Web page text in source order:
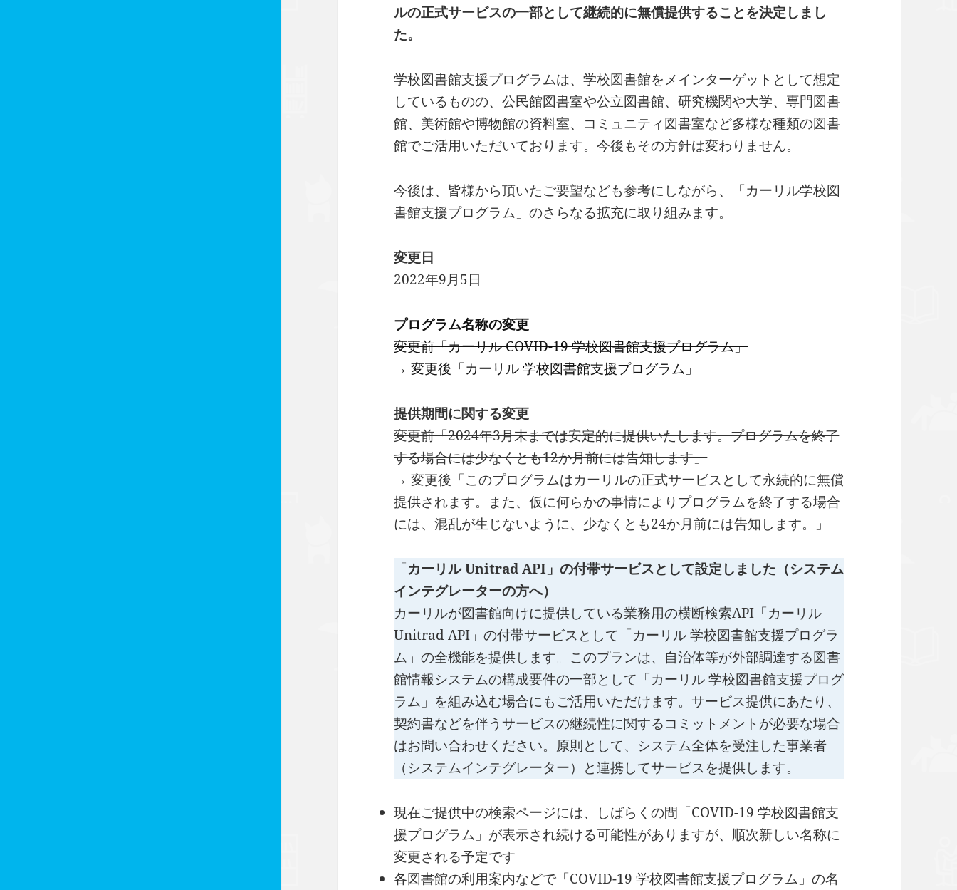
ルの正式サービスの一部として継続的に無償提供することを決定しまし
た。
学校図書館支援プログラムは、学校図書館をメインターゲットとして想定
しているものの、公民館図書室や公立図書館、研究機関や大学、専門図書
館、美術館や博物館の資料室、コミュニティ図書室など多様な種類の図書
館でご活用いただいております。今後もその方針は変わりません。
今後は、皆様から頂いたご要望なども参考にしながら、「カーリル学校図
書館支援プログラム」のさらなる拡充に取り組みます。
変更日
2022年9月5日
プログラム名称の変更
変更前「カーリル COVID-19 学校図書館支援プログラム」
→ 変更後「カーリル 学校図書館支援プログラム」
提供期間に関する変更
変更前「2024年3月末までは安定的に提供いたします。プログラムを終了
する場合には少なくとも12か月前には告知します」
→ 変更後「このプログラムはカーリルの正式サービスとして永続的に無償
提供されます。また、仮に何らかの事情によりプログラムを終了する場合
には、混乱が生じないように、少なくとも24か月前には告知します。」
「カーリル Unitrad API」の付帯サービスとして設定しました（システム
インテグレーターの方へ）
カーリルが図書館向けに提供している業務用の横断検索API「カーリル
Unitrad API」の付帯サービスとして「カーリル 学校図書館支援プログラ
ム」の全機能を提供します。このプランは、自治体等が外部調達する図書
館情報システムの構成要件の一部として「カーリル 学校図書館支援プログ
ラム」を組み込む場合にもご活用いただけます。サービス提供にあたり、
契約書などを伴うサービスの継続性に関するコミットメントが必要な場合
はお問い合わせください。原則として、システム全体を受注した事業者
（システムインテグレーター）と連携してサービスを提供します。
現在ご提供中の検索ページには、しばらくの間「COVID-19 学校図書館支
援プログラム」が表示され続ける可能性がありますが、順次新しい名称に
変更される予定です
各図書館の利用案内などで「COVID-19 学校図書館支援プログラム」の名